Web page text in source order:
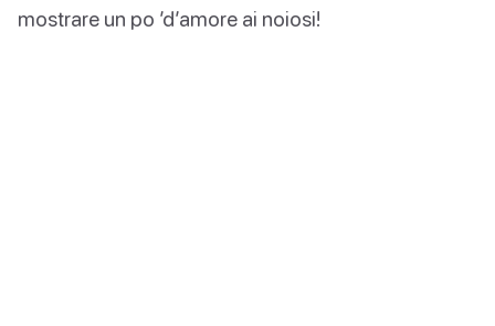
mostrare un po ’d’amore ai noiosi!